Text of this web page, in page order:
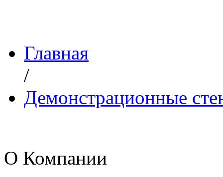
Главная
/
Демонстрационные
О Компании